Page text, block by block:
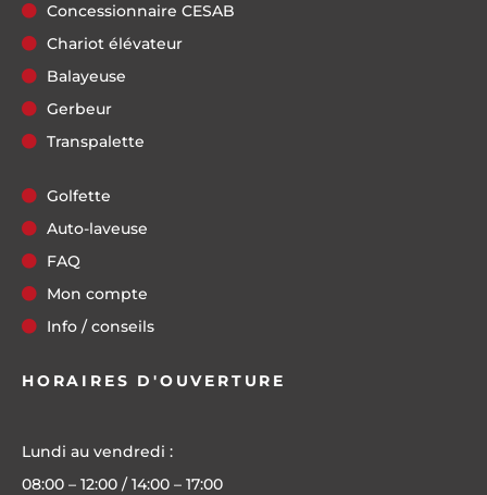
Concessionnaire CESAB
Chariot élévateur
Balayeuse
Gerbeur
Transpalette
Golfette
Auto-laveuse
FAQ
Mon compte
Info / conseils
HORAIRES D'OUVERTURE
Lundi au vendredi :
08:00 – 12:00 / 14:00 – 17:00